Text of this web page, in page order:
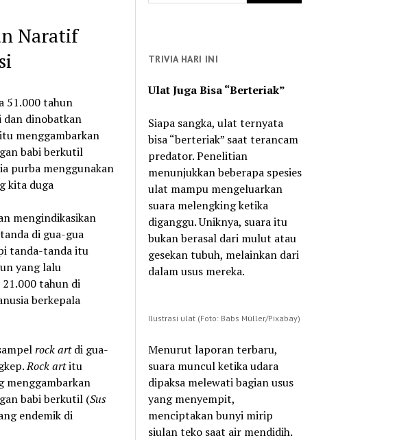
Naratif
51.000 tahun
dan dinobatkan
menggambarkan
babi berkutil
purba menggunakan
kita duga
mengindikasikan
di gua-gua
tanda-tanda itu
yang lalu
tahun di
berkepala
rock artdi gua-
Rock artitu
menggambarkan
babi berkutil (Sus
endemik di
TRIVIA HARI INI
Ulat Juga Bisa “Berteriak”
Siapa sangka, ulat ternyata
bisa “berteriak” saat terancam
predator. Penelitian
menunjukkan beberapa spesies
ulat mampu mengeluarkan
suara melengking ketika
diganggu. Uniknya, suara itu
bukan berasal dari mulut atau
gesekan tubuh, melainkan dari
dalam usus mereka.
Ilustrasi ulat (Foto: Babs Müller/Pixabay)
Menurut laporan terbaru,
suara muncul ketika udara
dipaksa melewati bagian usus
yang menyempit,
menciptakan bunyi mirip
siulan teko saat air mendidih.